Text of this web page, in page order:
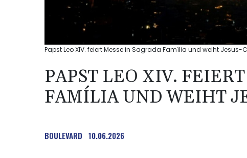
Papst Leo XIV. feiert Messe in Sagrada Família und weiht Jesus-
PAPST LEO XIV.
FAMÍLIA UND WEIHT
BOULEVARD 10.06.2026